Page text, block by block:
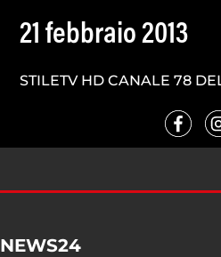
21 febbraio 2013
STILETV HD CANALE 78
NEWS24